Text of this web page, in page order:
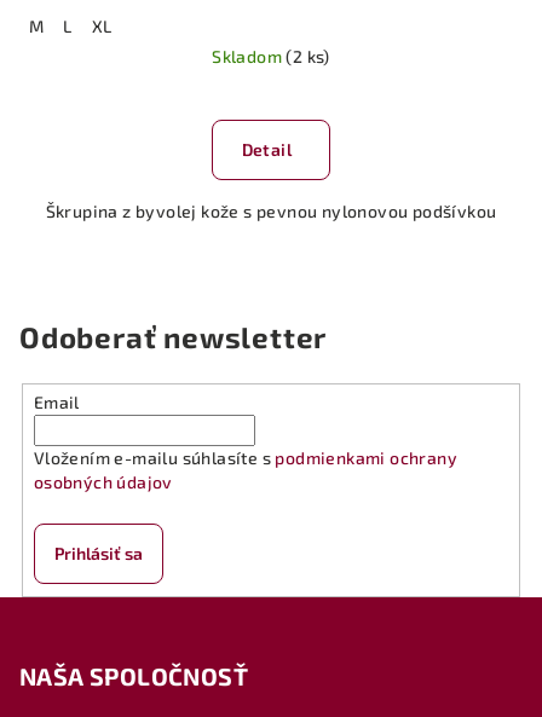
M L
XL
Skladom(2 ks)
Detail
Škrupina z byvolej kože s pevnou nylonovou podšívkou
Odoberať newsletter
Email
Vložením e-mailu súhlasíte s podmienkami ochrany
osobných údajov
Prihlásiť sa
NAŠA SPOLOČNOSŤ